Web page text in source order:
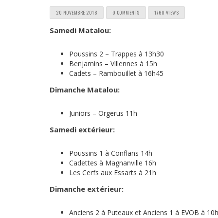
20 NOVEMBRE 2018 0 COMMENTS 1760 VIEWS
Samedi Matalou:
Poussins 2 – Trappes à 13h30
Benjamins – Villennes à 15h
Cadets – Rambouillet à 16h45
Dimanche Matalou:
Juniors – Orgerus 11h
Samedi extérieur:
Poussins 1 à Conflans 14h
Cadettes à Magnanville 16h
Les Cerfs aux Essarts à 21h
Dimanche extérieur:
Anciens 2 à Puteaux et Anciens 1 à EVOB à